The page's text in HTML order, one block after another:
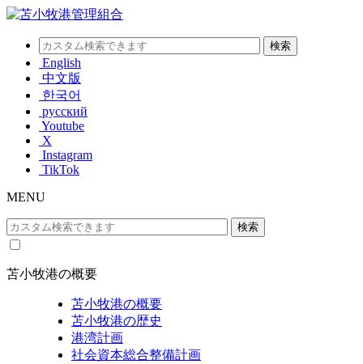
English
中文版
한국어
русский
Youtube
X
Instagram
TikTok
MENU
苫小牧港の概要
苫小牧港の概要
苫小牧港の歴史
港湾計画
社会資本総合整備計画